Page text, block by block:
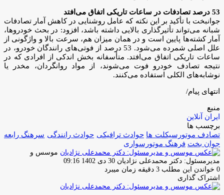
53 درصد تصادفات در ساعات تاریکی اتفاق می‌افتد
جوانبخت با تأکید بر این نکته که عامل روشنایی در کاهش آمار تصادفات
شبانه می‌تواند تأثیرگذاری بالایی داشته باشد، افزود: در بحث خودروها،
آمار کشته‌ها پایین است و در همان میزان هم، سرعت بالا و واژگونی از
علل اصلی شمرده می‌شود. 53 درصد از فوتی‌های رانندگان خودرو، در
ساعات تاریکی اتفاق می‌افتد. متأسفانه بخش اندکی از افرادی که در
نتیجه تصادف خودرو فوت می‌شوند، از مواد روانگردان، مخدر یا
نوشابه‌های الکلی استفاده می‌کنند.
انتهای پیام/
منبع
ایران آنلاین
برچسب ها
تصادف موتورسیکلت ها حوادث ترافیکی حوادث رانندگى سرهنگ رابعه
جوان بخت فرهنگ موتورسوارى
موسس و
مدیرمسئول: دکتر محمدعلی نژادیان ارسال
ایمیل
30 دی 1402 09:16
0 خواندن این مطلب 3 دقیقه زمان میبرد
اشتراک گذاری
فیس
توئیتر
لینکدین
واتس
تلگرام
اشتراک
چاپ